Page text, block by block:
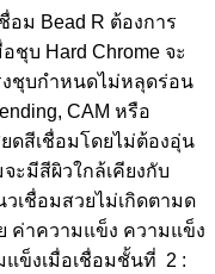
อม Bead R ต้องการ
ชุบ Hard Chrome จะ
ชุบกำหนดไม่หลุดร่อน
CAM หรือ
ดสีเชื่อมโดยไม่ต้องอุ่น
ะมีสีผิวใกล้เคียงกับ
เชื่อมสวยไม่เกิดตามด
ค่าความแข็ง ความแข็ง
ข็งเมื่อเชื่อมชั้นที่ 2 :